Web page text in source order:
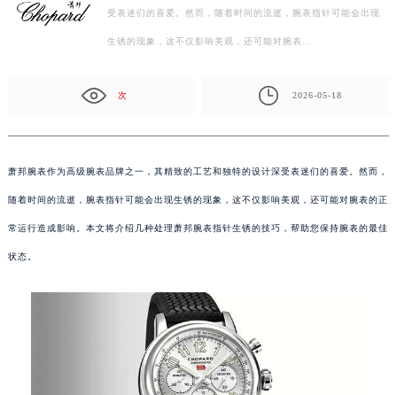
受表迷们的喜爱。然而，随着时间的流逝，腕表指针可能会出现
生锈的现象，这不仅影响美观，还可能对腕表…
次 2026-05-18
萧邦腕表作为高级腕表品牌之一，其精致的工艺和独特的设计深受表迷们的喜爱。然而，
随着时间的流逝，腕表指针可能会出现生锈的现象，这不仅影响美观，还可能对腕表的正
常运行造成影响。本文将介绍几种处理萧邦腕表指针生锈的技巧，帮助您保持腕表的最佳
状态。